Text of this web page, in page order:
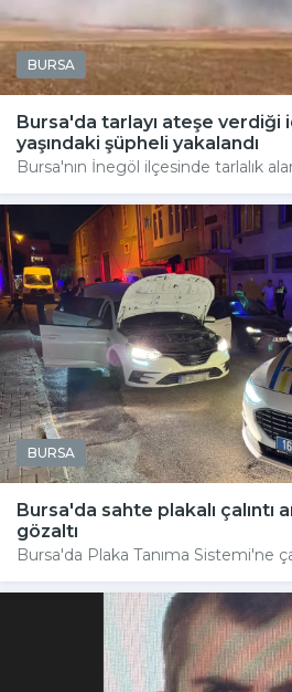
BURSA
Bursa'da tarlayı ateşe verdiği
yaşındaki şüpheli yakalandı
Bursa'nın İnegöl ilçesinde tarlalık
BURSA
Bursa'da sahte plakalı çalıntı
gözaltı
Bursa'da Plaka Tanıma Sistemi'ne